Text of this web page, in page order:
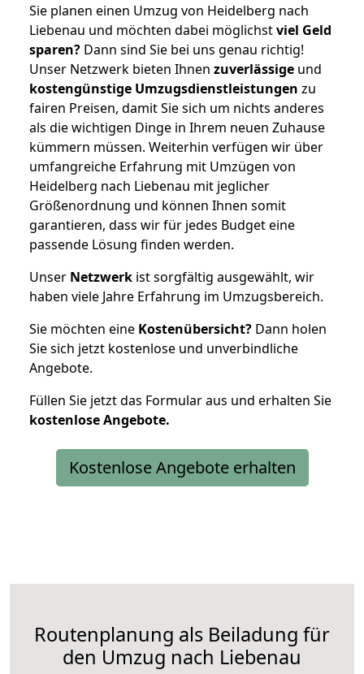
Sie planen einen Umzug von Heidelberg nach
Liebenau und möchten dabei möglichstviel Geld
sparen? Dann sind Sie bei uns genau richtig!
Unser Netzwerk bieten Ihnen zuverlässige und
kostengünstige Umzugsdienstleistungen zu
fairen Preisen, damit Sie sich um nichts anderes
als die wichtigen Dinge in Ihrem neuen Zuhause
kümmern müssen. Weiterhin verfügen wir über
umfangreiche Erfahrung mit Umzügen von
Heidelberg nach Liebenau mit jeglicher
Größenordnung und können Ihnen somit
garantieren, dass wir für jedes Budget eine
passende Lösung finden werden.
Unser Netzwerk ist sorgfältig ausgewählt, wir
haben viele Jahre Erfahrung im Umzugsbereich.
Sie möchten eine Kostenübersicht? Dann holen
Sie sich jetzt kostenlose und unverbindliche
Angebote.
Füllen Sie jetzt das Formular aus und erhalten Sie
kostenloseAngebote.
Kostenlose Angebote erhalten
Routenplanung als Beiladung für
den Umzug nach Liebenau